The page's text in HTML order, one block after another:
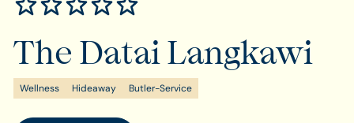
The Datai Langkawi
Wellness Hideaway Butler-Service